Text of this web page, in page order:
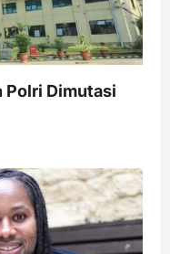
Polri Dimutasi